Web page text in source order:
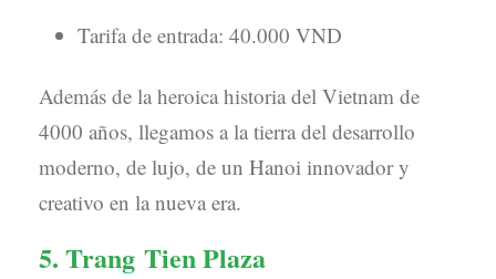
Tarifa de entrada: 40.000 VND
Además de la heroica historia del Vietnam de
4000 años, llegamos a la tierra del desarrollo
moderno, de lujo, de un Hanoi innovador y
creativo en la nueva era.
5. Trang Tien Plaza